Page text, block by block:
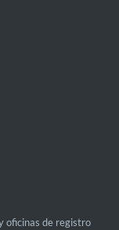
oficinas de registro